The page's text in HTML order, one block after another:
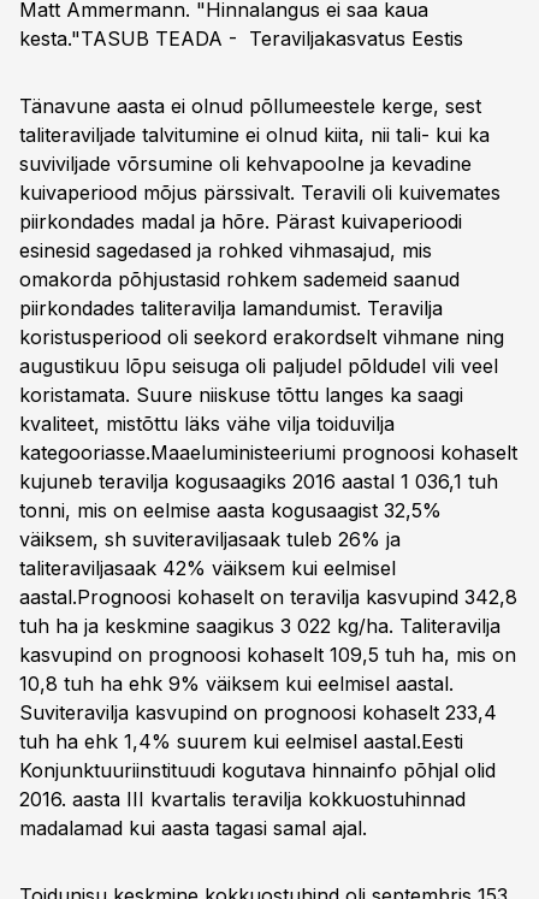
Matt Ammermann. "Hinnalangus ei saa kaua
kesta."TASUB TEADA - Teraviljakasvatus Eestis
Tänavune aasta ei olnud põllumeestele kerge, sest
taliteraviljade talvitumine ei olnud kiita, nii tali- kui ka
suviviljade võrsumine oli kehvapoolne ja kevadine
kuivaperiood mõjus pärssivalt. Teravili oli kuivemates
piirkondades madal ja hõre. Pärast kuivaperioodi
esinesid sagedased ja rohked vihmasajud, mis
omakorda põhjustasid rohkem sademeid saanud
piirkondades taliteravilja lamandumist. Teravilja
koristusperiood oli seekord erakordselt vihmane ning
augustikuu lõpu seisuga oli paljudel põldudel vili veel
koristamata. Suure niiskuse tõttu langes ka saagi
kvaliteet, mistõttu läks vähe vilja toiduvilja
kategooriasse.Maaeluministeeriumi prognoosi kohaselt
kujuneb teravilja kogusaagiks 2016 aastal 1 036,1 tuh
tonni, mis on eelmise aasta kogusaagist 32,5%
väiksem, sh suviteraviljasaak tuleb 26% ja
taliteraviljasaak 42% väiksem kui eelmisel
aastal.Prognoosi kohaselt on teravilja kasvupind 342,8
tuh ha ja keskmine saagikus 3 022 kg/ha. Taliteravilja
kasvupind on prognoosi kohaselt 109,5 tuh ha, mis on
10,8 tuh ha ehk 9% väiksem kui eelmisel aastal.
Suviteravilja kasvupind on prognoosi kohaselt 233,4
tuh ha ehk 1,4% suurem kui eelmisel aastal.Eesti
Konjunktuuriinstituudi kogutava hinnainfo põhjal olid
2016. aasta III kvartalis teravilja kokkuostuhinnad
madalamad kui aasta tagasi samal ajal.